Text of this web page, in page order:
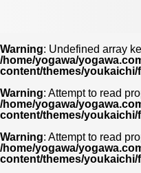
Warning: Undefined array
/home/yogawa/
content/themes/
Warning: Attempt to read
/home/yogawa/
content/themes/
Warning: Attempt to read
/home/yogawa/
content/themes/